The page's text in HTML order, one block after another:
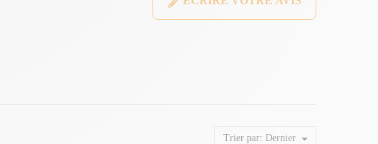
Trier par: Dernier